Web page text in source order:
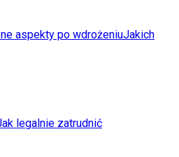
aspekty po wdrożeniuJakich
legalnie zatrudnić